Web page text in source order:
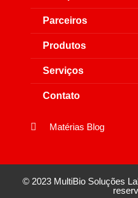
Parceiros
Produtos
Serviços
Contato
Matérias Blog
© 2023 MultiBio Soluções